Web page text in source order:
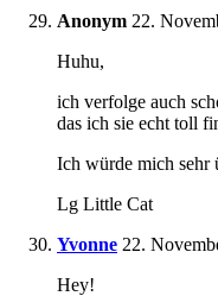
Anonym 22.
Huhu,
ich verfolge auch
das ich sie echt toll
Ich würde mich sehr
Lg Little Cat
Yvonne 22.
Hey!